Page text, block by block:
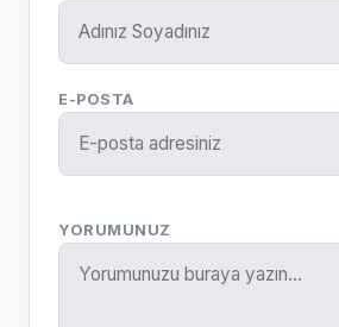
E-POSTA
YORUMUNUZ